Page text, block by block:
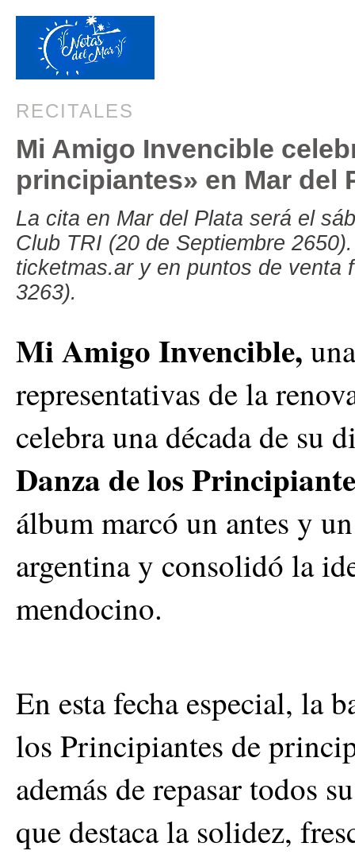
RECITALES
Mi Amigo Invencible
principiantes» en Mar del
La cita en Mar del Plata será el
Club TRI (20 de Septiembre
ticketmas.ar y en puntos de venta
3263).
Mi Amigo Invencible,
representativas de la
celebra una década de su
Danza de los
álbum marcó un antes y
argentina y consolidó la
mendocino.
En esta fecha especial, la
los Principiantes de
además de repasar todos
que destaca la solidez,